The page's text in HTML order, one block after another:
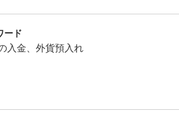
ード
入金、外貨預入れ